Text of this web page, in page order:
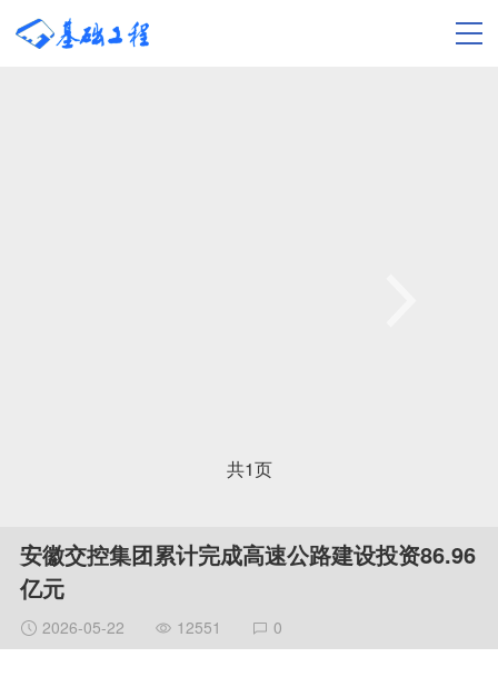
共1页
安徽交控集团累计完成高速公路建设投资86.96
亿元
2026-05-22 12551 0